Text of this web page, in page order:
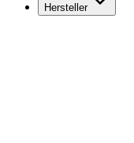
Hersteller